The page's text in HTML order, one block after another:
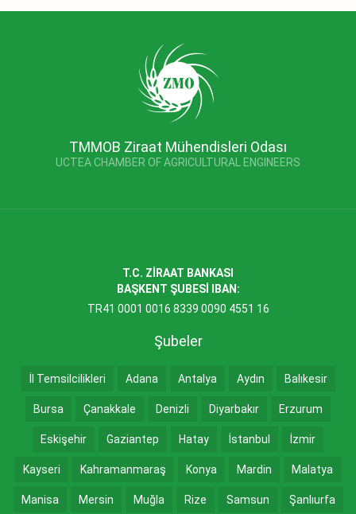
TMMOB Ziraat Mühendisleri Odası
UCTEA CHAMBER OF AGRICULTURAL ENGINEERS
T.C. ZİRAAT BANKASI
BAŞKENT ŞUBESİ IBAN:
TR41 0001 0016 8339 0090 4551 16
Şubeler
İl Temsilcilikleri Adana Antalya Aydın Balıkesir
Bursa Çanakkale Denizli Diyarbakır Erzurum
Eskişehir Gaziantep Hatay İstanbul İzmir
Kayseri Kahramanmaraş Konya Mardin Malatya
Manisa Mersin Muğla Rize Samsun Şanlıurfa